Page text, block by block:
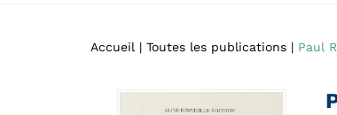
Accueil Toutes les publications Paul